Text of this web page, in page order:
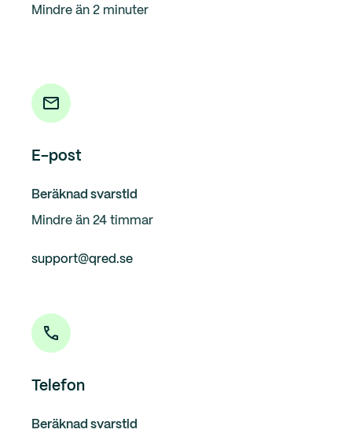
Mindre än 2 minuter
E-post
Beräknad svarstid
Mindre än 24 timmar
support@qred.se
Telefon
Beräknad svarstid